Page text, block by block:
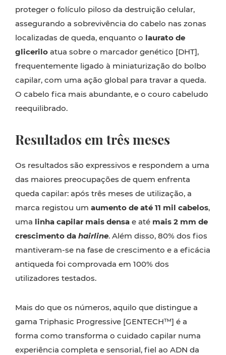
proteger o folículo piloso da destruição celular,
assegurando a sobrevivência do cabelo nas zonas
localizadas de queda, enquanto o laurato de
glicerilo atua sobre o marcador genético [DHT],
frequentemente ligado à miniaturização do bolbo
capilar, com uma ação global para travar a queda.
O cabelo fica mais abundante, e o couro cabeludo
reequilibrado.
Resultados em três meses
Os resultados são expressivos e respondem a uma
das maiores preocupações de quem enfrenta
queda capilar: após três meses de utilização, a
marca registou um aumento de até 11 mil cabelos,
uma linha capilar mais densa e até mais 2 mm de
crescimento da hairline. Além disso, 80% dos fios
mantiveram-se na fase de crescimento e a eficácia
antiqueda foi comprovada em 100% dos
utilizadores testados.
Mais do que os números, aquilo que distingue a
gama Triphasic Progressive [GENTECH™] é a
forma como transforma o cuidado capilar numa
experiência completa e sensorial, fiel ao ADN da